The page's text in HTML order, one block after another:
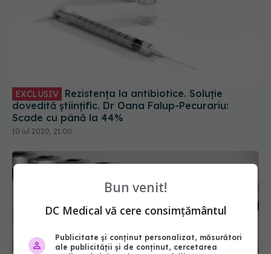
EXCLUSIV
dovedită științific. Dr Oana Falup-Pecurariu:
Scade cu până la 44%
10 iul 2020, 21:00
Bun venit!
DC Medical vă cere consimțământul
Publicitate și conținut personalizat, măsurători
ale publicității și de conținut, cercetarea